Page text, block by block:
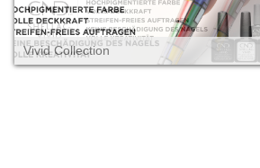
Vivid Collection